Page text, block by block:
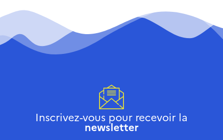
Inscrivez-vous pour recevoir la
newsletter